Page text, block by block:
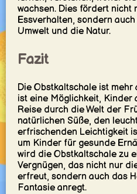
wachsen. Dies fördert nicht
Essverhalten, sondern
Umwelt und die Natur.
Fazit
Die Obstkaltschale ist
ist eine Möglichkeit, Kinder
Reise durch die Welt der
natürlichen Süße, den
erfrischenden Leichtigkeit
um Kinder für gesunde
wird die Obstkaltschale zu
Vergnügen, das nicht nur
erfreut, sondern auch das
Fantasie anregt.